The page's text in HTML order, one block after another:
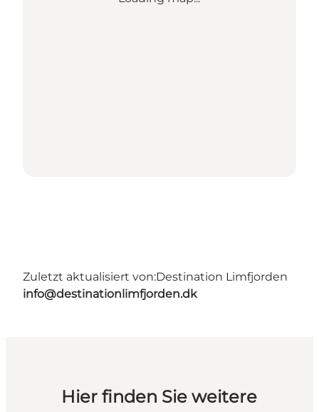
Zuletzt aktualisiert von:Destination Limfjorden
info@destinationlimfjorden.dk
Hier finden Sie weitere